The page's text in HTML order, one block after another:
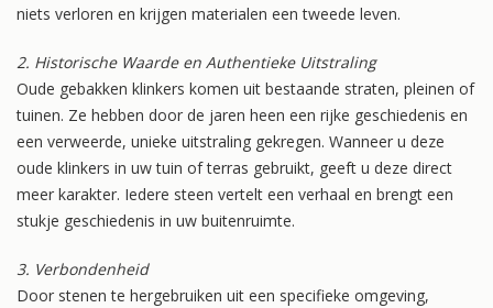
niets verloren en krijgen materialen een tweede leven.
2. Historische Waarde en Authentieke Uitstraling
Oude gebakken klinkers komen uit bestaande straten, pleinen of
tuinen. Ze hebben door de jaren heen een rijke geschiedenis en
een verweerde, unieke uitstraling gekregen. Wanneer u deze
oude klinkers in uw tuin of terras gebruikt, geeft u deze direct
meer karakter. Iedere steen vertelt een verhaal en brengt een
stukje geschiedenis in uw buitenruimte.
3. Verbondenheid
Door stenen te hergebruiken uit een specifieke omgeving,